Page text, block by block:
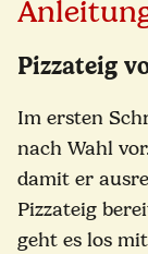
Pizzateig
Im ersten
nach Wahl
damit er
Pizzateig
geht es los